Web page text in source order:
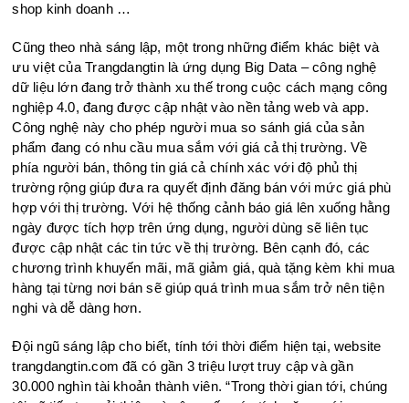
shop kinh doanh …
Cũng theo nhà sáng lập, một trong những điểm khác biệt và
ưu việt của Trangdangtin là ứng dụng Big Data – công nghệ
dữ liệu lớn đang trở thành xu thế trong cuộc cách mạng công
nghiệp 4.0, đang được cập nhật vào nền tảng web và app.
Công nghệ này cho phép người mua so sánh giá của sản
phẩm đang có nhu cầu mua sắm với giá cả thị trường. Về
phía người bán, thông tin giá cả chính xác với độ phủ thị
trường rộng giúp đưa ra quyết định đăng bán với mức giá phù
hợp với thị trường. Với hệ thống cảnh báo giá lên xuống hằng
ngày được tích hợp trên ứng dụng, người dùng sẽ liên tục
được cập nhật các tin tức về thị trường. Bên cạnh đó, các
chương trình khuyến mãi, mã giảm giá, quà tặng kèm khi mua
hàng tại từng nơi bán sẽ giúp quá trình mua sắm trở nên tiện
nghi và dễ dàng hơn.
Đội ngũ sáng lập cho biết, tính tới thời điểm hiện tại, website
trangdangtin.com đã có gần 3 triệu lượt truy cập và gần
30.000 nghìn tài khoản thành viên. “Trong thời gian tới, chúng